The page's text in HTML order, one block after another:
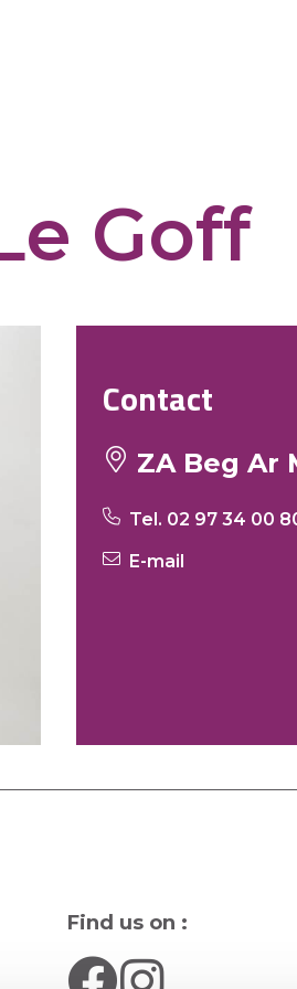
Goff
Contact
ZA Beg Ar
Tel. 02 97 34 00
E-mail
Find us on :